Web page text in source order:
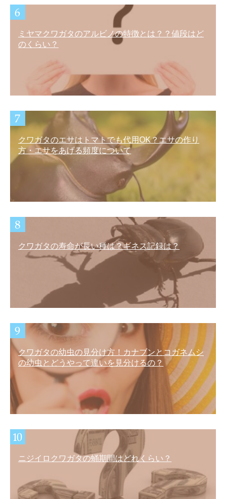
ミヤマクワガタのアルビノの特徴とは？？値段はど
のくらい？
クワガタのエサはトマトでも代用OK？エサの作り
方・エサをあげる頻度について
クワガタの寿命が長い種は？ギネス記録は？
クワガタの幼虫の見分け方！カナブンとコガネムシ
の幼虫とどうやって違いを見分けるの？
ニジイロクワガタの蛹期間はどれくらい？